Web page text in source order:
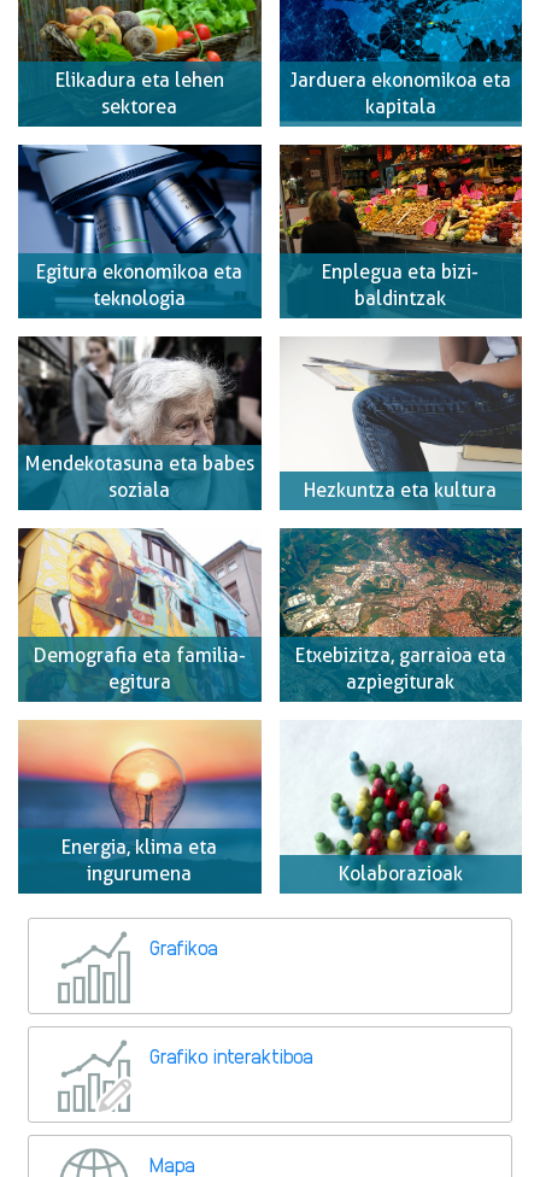
Elikadura eta lehen
sektorea
Jarduera ekonomikoa eta
kapitala
Egitura ekonomikoa eta
teknologia
Enplegua eta bizi-
baldintzak
Mendekotasuna eta babes
soziala
Hezkuntza eta kultura
Demografia eta familia-
egitura
Etxebizitza, garraioa eta
azpiegiturak
Energia, klima eta
ingurumena
Kolaborazioak
Grafikoa
Grafiko interaktiboa
Mapa